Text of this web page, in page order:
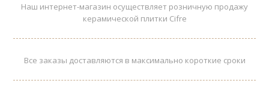
Наш интернет-магазин осуществляет розничную продажу
керамической плитки Cifre
Все заказы доставляются в максимально короткие сроки